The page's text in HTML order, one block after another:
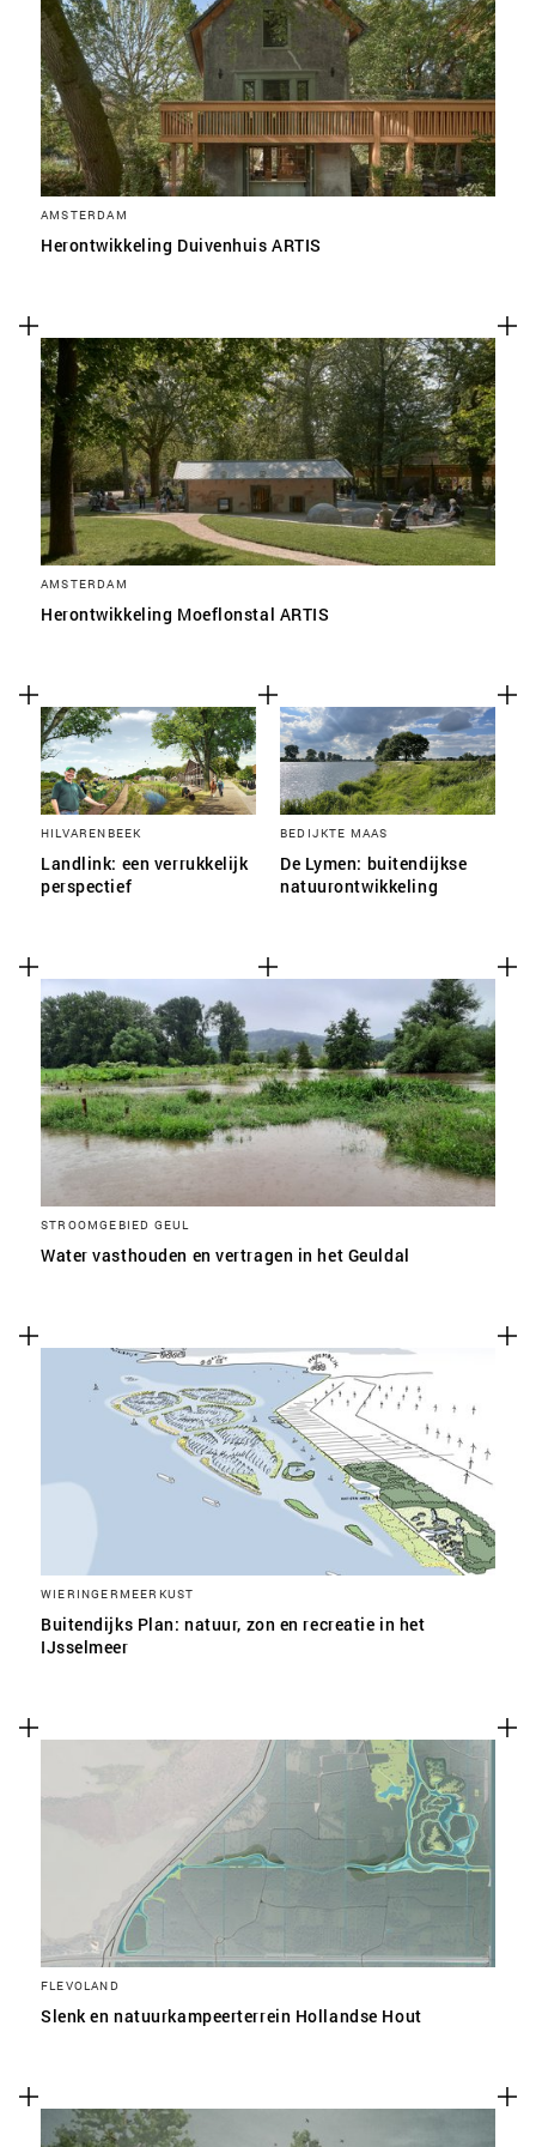
AMSTERDAM
Herontwikkeling Duivenhuis ARTIS
AMSTERDAM
Herontwikkeling Moeflonstal ARTIS
HILVARENBEEK
Landlink: een verrukkelijk
perspectief
BEDIJKTE MAAS
De Lymen: buitendijkse
natuurontwikkeling
STROOMGEBIED GEUL
Water vasthouden en vertragen in het Geuldal
WIERINGERMEERKUST
Buitendijks Plan: natuur, zon en recreatie in het
IJsselmeer
FLEVOLAND
Slenk en natuurkampeerterrein Hollandse Hout
SLA VOORKEUREN OP